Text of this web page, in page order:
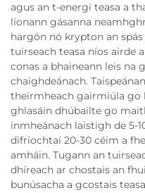
agus an t-energi teasa a
líonann gásanna
hargón nó krypton an
tuirseach teasa níos airde
conas a bhaineann leis na
chaighdeánach.
theirmheach gairmiúla go
ghlasáin dhúbailte go
inmheánach laistigh de 5-
difríochtaí 20-30 céim a
amháin. Tugann an
dhíreach ar chostais an
bunúsacha a gcostais